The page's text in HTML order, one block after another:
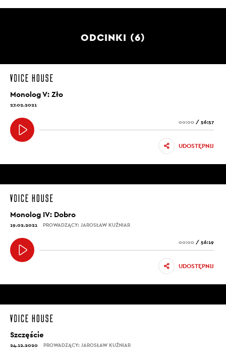
ODCINKI (6)
Monolog V: Zło
27.02.2021
00:00 / 56:57
UDOSTĘPNIJ
Monolog IV: Dobro
19.02.2021 PROWADZĄCY: JAROSŁAW KUŹNIAR
00:00 / 56:19
UDOSTĘPNIJ
Szczęście
24.12.2020 PROWADZĄCY: JAROSŁAW KUŹNIAR